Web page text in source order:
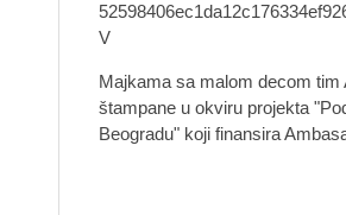
Majkama sa malom decom tim
štampane u okviru projekta
Beogradu" koji finansira